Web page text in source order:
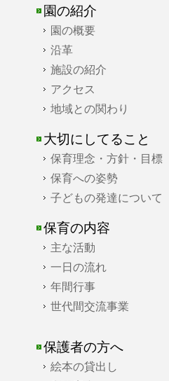
園の紹介
園の概要
沿革
施設の紹介
アクセス
地域との関わり
大切にしてること
保育理念・方針・目標
保育への姿勢
子どもの発達について
保育の内容
主な活動
一日の流れ
年間行事
世代間交流事業
保護者の方へ
絵本の貸出し